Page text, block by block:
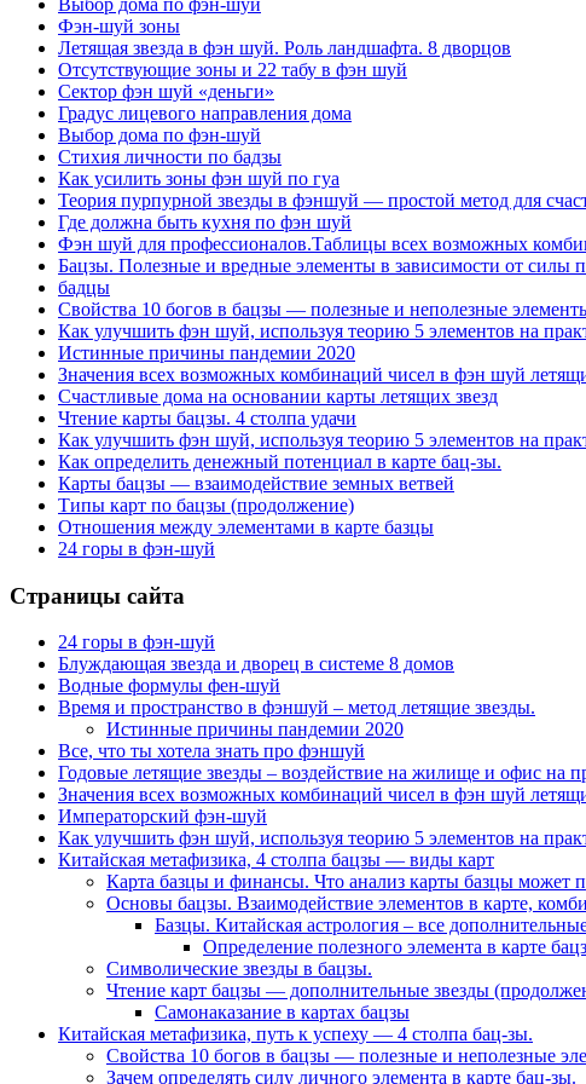
Выбор дома по фэн-шуй
Фэн-шуй зоны
Летящая звезда в фэн шуй. Роль ландшафта. 8 дворцов
Отсутствующие зоны и 22 табу в фэн шуй
Сектор фэн шуй «деньги»
Градус лицевого направления дома
Выбор дома по фэн-шуй
Стихия личности по бадзы
Как усилить зоны фэн шуй по гуа
Теория пурпурной звезды в фэншуй — простой метод для
Где должна быть кухня по фэн шуй
Фэн шуй для профессионалов.Таблицы всех возможных
Бацзы. Полезные и вредные элементы в зависимости от силы
бадцы
Свойства 10 богов в бацзы — полезные и неполезные
Как улучшить фэн шуй, используя теорию 5 элементов на
Истинные причины пандемии 2020
Значения всех возможных комбинаций чисел в фэн шуй
Счастливые дома на основании карты летящих звезд
Чтение карты бацзы. 4 столпа удачи
Как улучшить фэн шуй, используя теорию 5 элементов на
Как определить денежный потенциал в карте бац-зы.
Карты бацзы — взаимодействие земных ветвей
Типы карт по бацзы (продолжение)
Отношения между элементами в карте базцы
24 горы в фэн-шуй
Страницы сайта
24 горы в фэн-шуй
Блуждающая звезда и дворец в системе 8 домов
Водные формулы фен-шуй
Время и пространство в фэншуй – метод летящие звезды.
Истинные причины пандемии 2020
Все, что ты хотела знать про фэншуй
Годовые летящие звезды – воздействие на жилище и офис на
Значения всех возможных комбинаций чисел в фэн шуй
Императорский фэн-шуй
Как улучшить фэн шуй, используя теорию 5 элементов на
Китайская метафизика, 4 столпа бацзы — виды карт
Карта базцы и финансы. Что анализ карты базцы может
Основы бацзы. Взаимодействие элементов в карте,
Базцы. Китайская астрология – все
Определение полезного элемента в карте
Символические звезды в бацзы.
Чтение карт бацзы — дополнительные звезды
Самонаказание в картах бацзы
Китайская метафизика, путь к успеху — 4 столпа бац-зы.
Свойства 10 богов в бацзы — полезные и неполезные
Зачем определять силу личного элемента в карте бац-зы.